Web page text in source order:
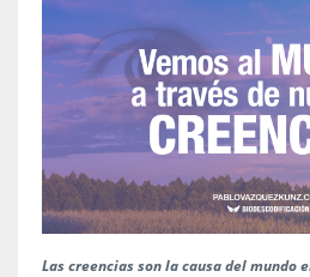
Las creencias son la causa del mundo